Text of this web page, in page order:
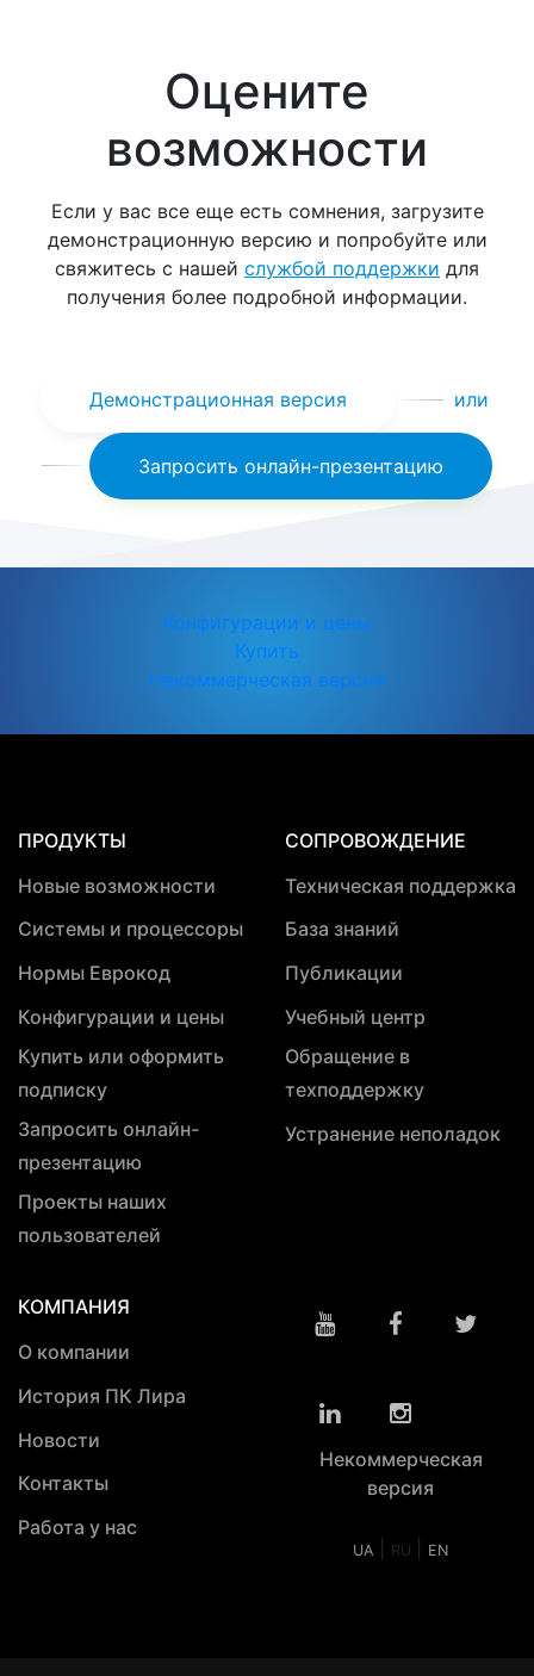
Оцените
возможности
Если у вас все еще есть сомнения, загрузите
демонстрационную версию и попробуйте или
свяжитесь с нашей службой поддержки для
получения более подробной информации.
Демонстрационная версия или
Запросить онлайн-презентацию
Конфигурации и цены
Купить
Некоммерческая версия
ПРОДУКТЫ
Новые возможности
Системы и процессоры
Нормы Еврокод
Конфигурации и цены
Купить или оформить
подписку
Запросить онлайн-
презентацию
Проекты наших
пользователей
СОПРОВОЖДЕНИЕ
Техническая поддержка
База знаний
Публикации
Учебный центр
Обращение в
техподдержку
Устранение неполадок
КОМПАНИЯ
О компании
История ПК Лира
Новости
Контакты
Работа у нас
Некоммерческая
версия
UA RU EN